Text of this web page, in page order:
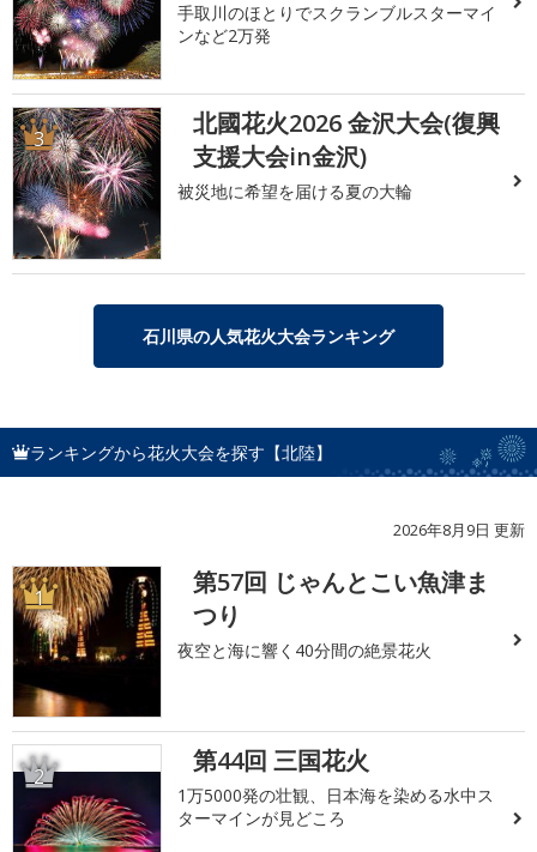
手取川のほとりでスクランブルスターマイ
ンなど2万発
3
北國花火2026 金沢大会(復興
支援大会in金沢)
被災地に希望を届ける夏の大輪
石川県の人気花火大会ランキング
ランキングから花火大会を探す【北陸】
2026年8月9日 更新
1
第57回 じゃんとこい魚津ま
つり
夜空と海に響く40分間の絶景花火
2 第44回 三国花火
1万5000発の壮観、日本海を染める水中ス
ターマインが見どころ